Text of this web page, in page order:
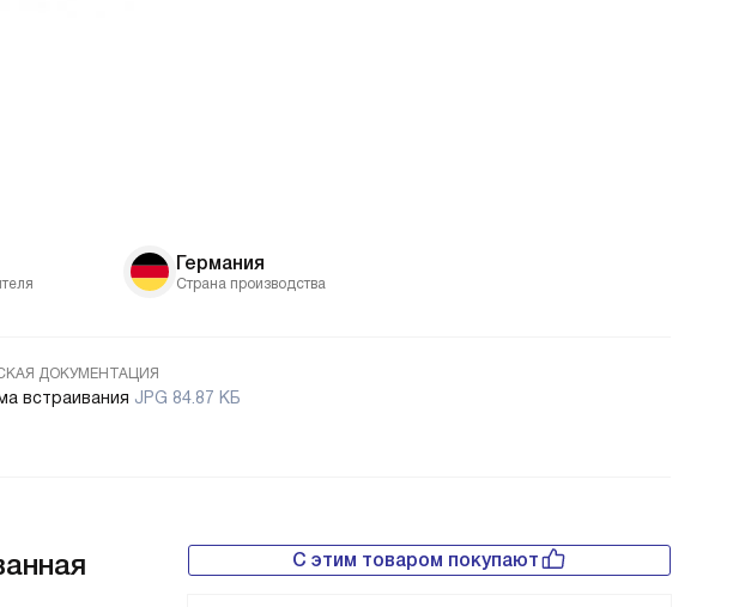
Германия
Страна производства
ДОКУМЕНТАЦИЯ
встраивания JPG 84.87 КБ
С этим товаром покупают